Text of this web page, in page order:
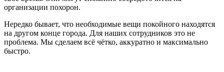
организации похорон.
Нередко бывает, что необходимые вещи покойного находятся
на другом конце города. Для наших сотрудников это не
проблема. Мы сделаем всё чётко, аккуратно и максимально
быстро.